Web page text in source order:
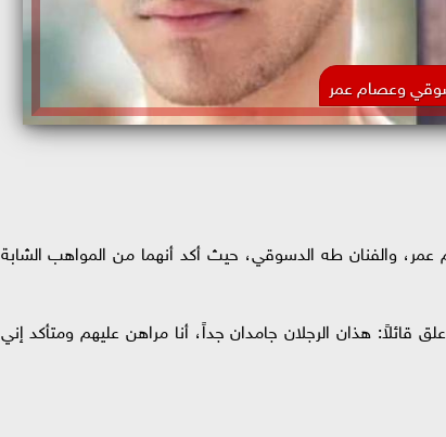
وعصام عمر
والفنان طه الدسوقي، حيث أكد أنهما من المواهب الشابة
هذان الرجلان جامدان جداً، أنا مراهن عليهم ومتأكد إني